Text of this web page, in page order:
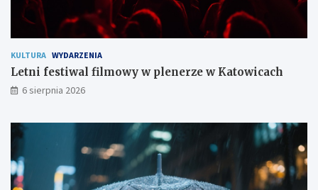
KULTURA WYDARZENIA
Letni festiwal filmowy w plenerze w Katowicach
6 sierpnia 2026